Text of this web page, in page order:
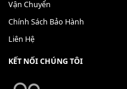
THÊM VÀO GIỎ HÀNG